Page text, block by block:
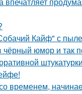
Кайф" с
юмор и так
временем,